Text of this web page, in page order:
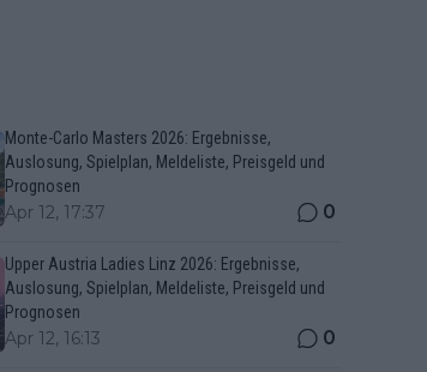
Monte-Carlo Masters 2026: Ergebnisse,
Auslosung, Spielplan, Meldeliste, Preisgeld und
Prognosen
Apr 12, 17:37 0
Upper Austria Ladies Linz 2026: Ergebnisse,
Auslosung, Spielplan, Meldeliste, Preisgeld und
Prognosen
Apr 12, 16:13 0